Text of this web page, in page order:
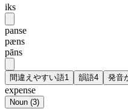
iks
panse
pæns
pāns
間違えやすい語1 韻語4 発音
expense
Noun (3)